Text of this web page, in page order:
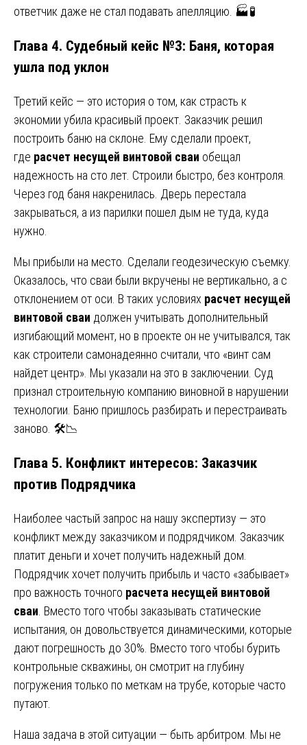
ответчик даже не стал подавать апелляцию. 🏭🧪
Глава 4. Судебный кейс №3: Баня, которая
ушла под уклон
Третий кейс — это история о том, как страсть к
экономии убила красивый проект. Заказчик решил
построить баню на склоне. Ему сделали проект,
где расчет несущей винтовой сваи обещал
надежность на сто лет. Строили быстро, без контроля.
Через год баня накренилась. Дверь перестала
закрываться, а из парилки пошел дым не туда, куда
нужно.
Мы прибыли на место. Сделали геодезическую съемку.
Оказалось, что сваи были вкручены не вертикально, а с
отклонением от оси. В таких условиях расчет несущей
винтовой сваи должен учитывать дополнительный
изгибающий момент, но в проекте он не учитывался, так
как строители самонадеянно считали, что «винт сам
найдет центр». Мы указали на это в заключении. Суд
признал строительную компанию виновной в нарушении
технологии. Баню пришлось разбирать и перестраивать
заново. 🛠️📉
Глава 5. Конфликт интересов: Заказчик
против Подрядчика
Наиболее частый запрос на нашу экспертизу — это
конфликт между заказчиком и подрядчиком. Заказчик
платит деньги и хочет получить надежный дом.
Подрядчик хочет получить прибыль и часто «забывает»
про важность точного расчета несущей винтовой
сваи. Вместо того чтобы заказывать статические
испытания, он довольствуется динамическими, которые
дают погрешность до 30%. Вместо того чтобы бурить
контрольные скважины, он смотрит на глубину
погружения только по меткам на трубе, которые часто
путают.
Наша задача в этой ситуации — быть арбитром. Мы не